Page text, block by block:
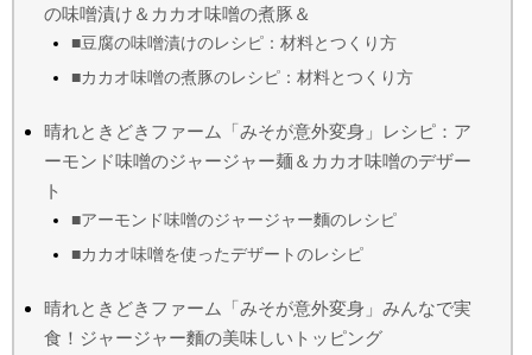
の味噌漬け＆カカオ味噌の煮豚＆
■豆腐の味噌漬けのレシピ：材料とつくり方
■カカオ味噌の煮豚のレシピ：材料とつくり方
晴れときどきファーム「みそが意外変身」レシピ：ア
ーモンド味噌のジャージャー麺＆カカオ味噌のデザー
ト
■アーモンド味噌のジャージャー麵のレシピ
■カカオ味噌を使ったデザートのレシピ
晴れときどきファーム「みそが意外変身」みんなで実
食！ジャージャー麵の美味しいトッピング